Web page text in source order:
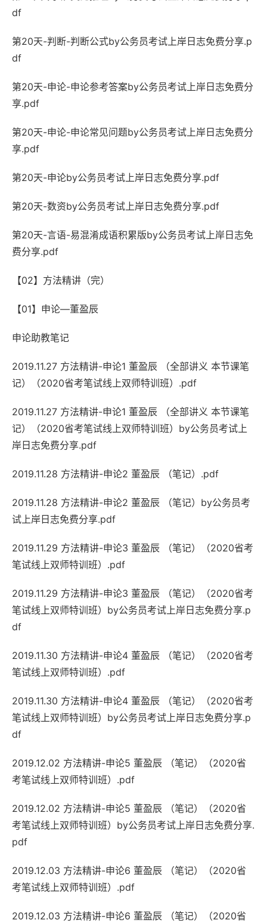
df
第20天-判断-判断公式by公务员考试上岸日志免费分享.p
df
第20天-申论-申论参考答案by公务员考试上岸日志免费分
享.pdf
第20天-申论-申论常见问题by公务员考试上岸日志免费分
享.pdf
第20天-申论by公务员考试上岸日志免费分享.pdf
第20天-数资by公务员考试上岸日志免费分享.pdf
第20天-言语-易混淆成语积累版by公务员考试上岸日志免
费分享.pdf
【02】方法精讲（完）
【01】申论—董盈辰
申论助教笔记
2019.11.27 方法精讲-申论1 董盈辰 （全部讲义 本节课笔
记）（2020省考笔试线上双师特训班）.pdf
2019.11.27 方法精讲-申论1 董盈辰 （全部讲义 本节课笔
记）（2020省考笔试线上双师特训班）by公务员考试上
岸日志免费分享.pdf
2019.11.28 方法精讲-申论2 董盈辰 （笔记）.pdf
2019.11.28 方法精讲-申论2 董盈辰 （笔记）by公务员考
试上岸日志免费分享.pdf
2019.11.29 方法精讲-申论3 董盈辰 （笔记）（2020省考
笔试线上双师特训班）.pdf
2019.11.29 方法精讲-申论3 董盈辰 （笔记）（2020省考
笔试线上双师特训班）by公务员考试上岸日志免费分享.p
df
2019.11.30 方法精讲-申论4 董盈辰 （笔记）（2020省考
笔试线上双师特训班）.pdf
2019.11.30 方法精讲-申论4 董盈辰 （笔记）（2020省考
笔试线上双师特训班）by公务员考试上岸日志免费分享.p
df
2019.12.02 方法精讲-申论5 董盈辰 （笔记）（2020省
考笔试线上双师特训班）.pdf
2019.12.02 方法精讲-申论5 董盈辰 （笔记）（2020省
考笔试线上双师特训班）by公务员考试上岸日志免费分享.
pdf
2019.12.03 方法精讲-申论6 董盈辰 （笔记）（2020省
考笔试线上双师特训班）.pdf
2019.12.03 方法精讲-申论6 董盈辰 （笔记）（2020省